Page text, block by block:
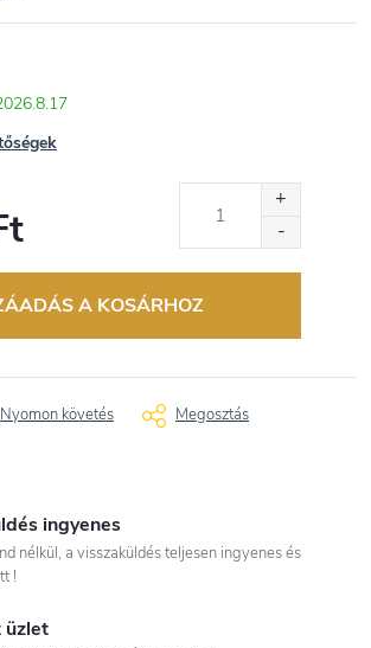
A KOSÁRHOZ
Nyomon követés Megosztás
ingyenes
nélkül, a visszaküldés teljesen ingyenes és
!
üzlet